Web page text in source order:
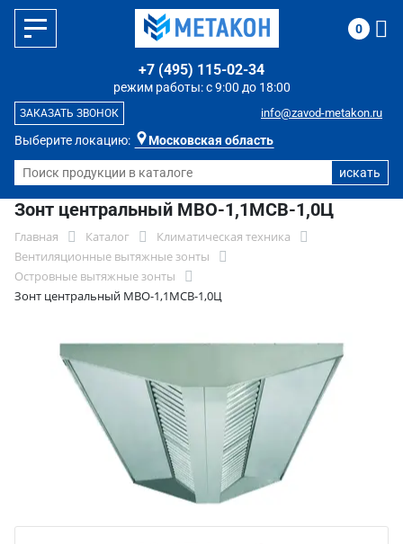
Выберите локацию: Московская область
режим работы: с 9:00 до 18:00
+7 (495) 115-02-34
info@zavod-metakon.ru
ЗАКАЗАТЬ ЗВОНОК
0
Зонт центральный МВО-1,1МСВ-1,0Ц
Главная Каталог
Климатическая техника
Вентиляционные вытяжные зонты
Островные вытяжные зонты
Зонт центральный МВО-1,1МСВ-1,0Ц